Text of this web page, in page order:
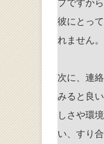
プですか
彼にとっ
れません。
次に、連
みると良
しさや環
い、すり